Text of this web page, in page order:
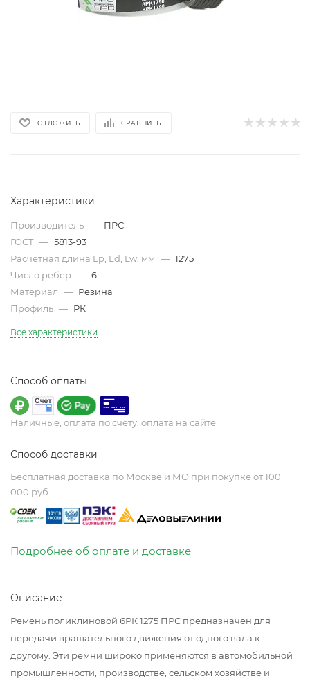
ОТЛОЖИТЬ СРАВНИТЬ
Характеристики
Производитель — ПРС
ГОСТ — 5813-93
Расчётная длина Lp, Ld, Lw, мм — 1275
Число ребер — 6
Материал — Резина
Профиль — РК
Все характеристики
Способ оплаты
Наличные, оплата по счету, оплата на сайте
Способ доставки
Бесплатная доставка по Москве и МО при покупке от 100
000 руб.
Подробнее об оплате и доставке
Описание
Ремень поликлиновой 6РК 1275 ПРС предназначен для
передачи вращательного движения от одного вала к
другому. Эти ремни широко применяются в автомобильной
промышленности, производстве, сельском хозяйстве и